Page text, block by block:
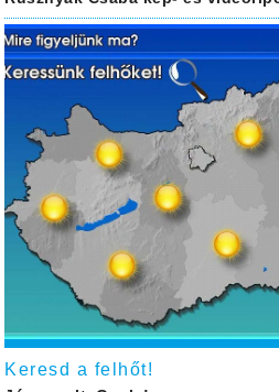
Keresd a felhőt!